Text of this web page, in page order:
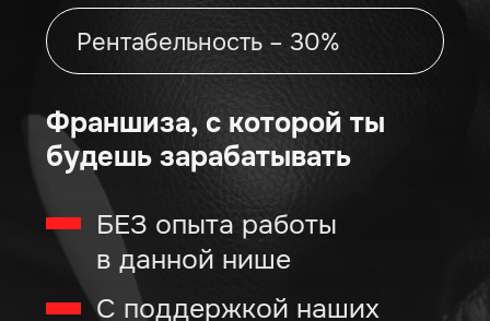
Тренд на здоровый образ жизни
набирает обороты
Да, всё верно – франшиза боксёрского
клуба даёт Вам возможность занять
растущую нишу с минимальной
конкуренцией.
Спрос на услуги растёт, а значит, Вы
можете стать лидером в своем регионе!